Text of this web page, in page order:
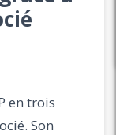
en trois
Son